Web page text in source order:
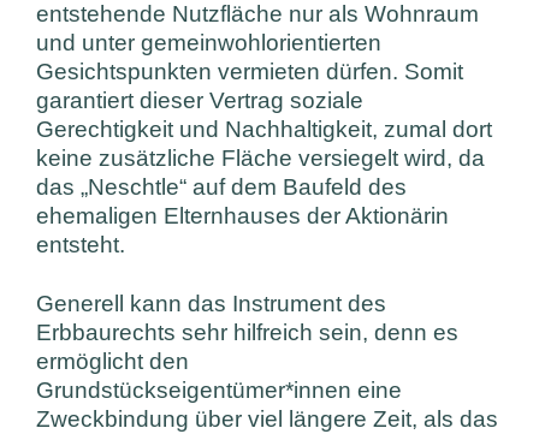
entstehende Nutzfläche nur als Wohnraum
und unter gemeinwohlorientierten
Gesichtspunkten vermieten dürfen. Somit
garantiert dieser Vertrag soziale
Gerechtigkeit und Nachhaltigkeit, zumal dort
keine zusätzliche Fläche versiegelt wird, da
das „Neschtle“ auf dem Baufeld des
ehemaligen Elternhauses der Aktionärin
entsteht.
Generell kann das Instrument des
Erbbaurechts sehr hilfreich sein, denn es
ermöglicht den
Grundstückseigentümer*innen eine
Zweckbindung über viel längere Zeit, als das